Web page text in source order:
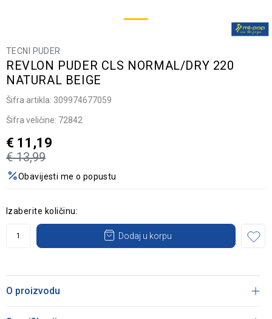
TECNI PUDER
REVLON PUDER CLS NORMAL/DRY 220
NATURAL BEIGE
Šifra artikla: 309974677059
Šifra veličine: 72842
€ 13,99
€ 11,19
Obavijesti me o popustu
Izaberite količinu:
Dodaj u korpu
O proizvodu